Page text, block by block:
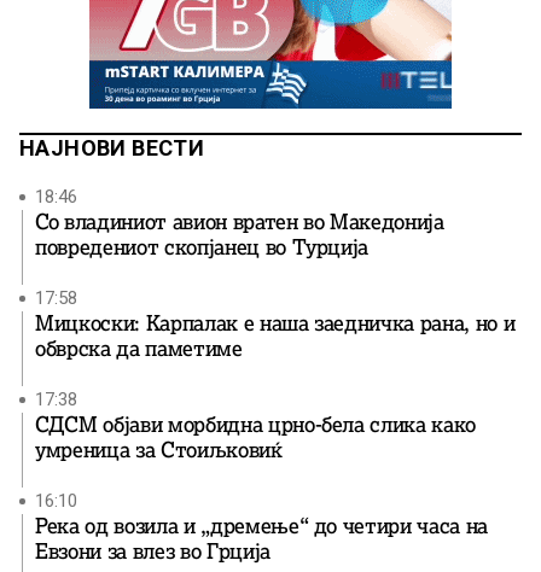
НАЈНОВИ ВЕСТИ
18:46
Со владиниот авион вратен во Македонија
повредениот скопјанец во Турција
17:58
Мицкоски: Карпалак е наша заедничка рана, но и
обврска да паметиме
17:38
СДСМ објави морбидна црно-бела слика како
умреница за Стоиљковиќ
16:10
Река од возила и „дремење“ до четири часа на
Евзони за влез во Грција